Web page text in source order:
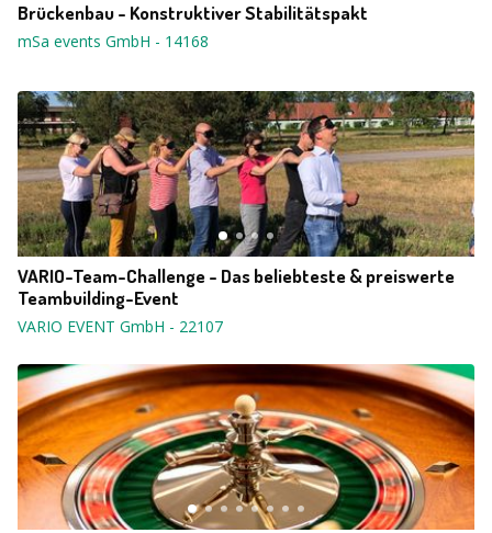
Brückenbau - Konstruktiver Stabilitätspakt
mSa events GmbH - 14168
VARIO-Team-Challenge - Das beliebteste & preiswerte
Teambuilding-Event
VARIO EVENT GmbH - 22107